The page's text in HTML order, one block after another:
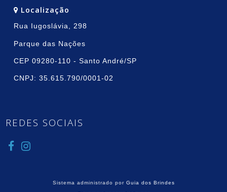
Localização
Rua Iugoslávia, 298
Parque das Nações
CEP 09280-110 - Santo André/SP
CNPJ: 35.615.790/0001-02
REDES SOCIAIS
Sistema administrado por Guia dos Brindes